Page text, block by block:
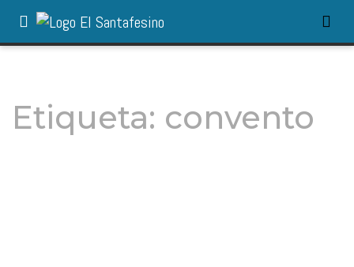
Etiqueta: convento